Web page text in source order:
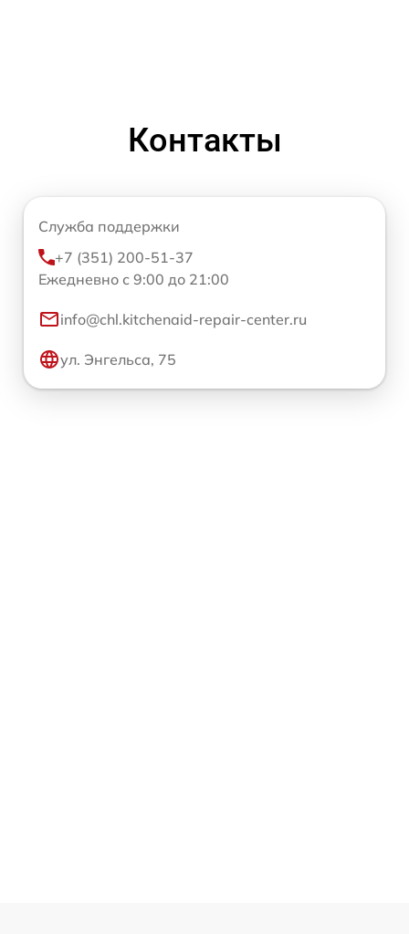
Контакты
Служба поддержки
+7 (351) 200-51-37
Ежедневно с 9:00 до 21:00
info@chl.kitchenaid-repair-center.ru
ул. Энгельса, 75